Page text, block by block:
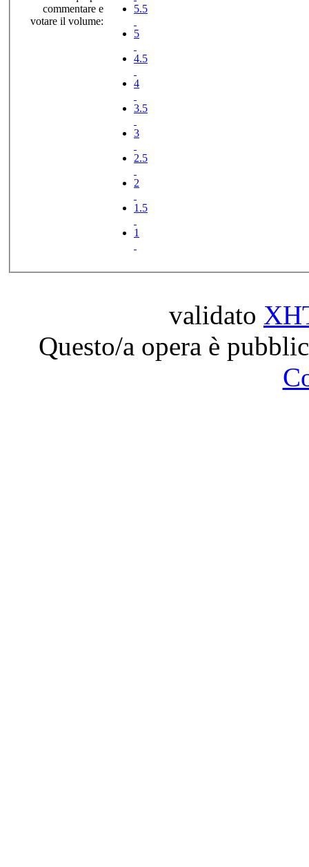
commentare e
votare il volume:
5.5
5
4.5
4
3.5
3
2.5
2
1.5
1
validato
Questo/a opera è